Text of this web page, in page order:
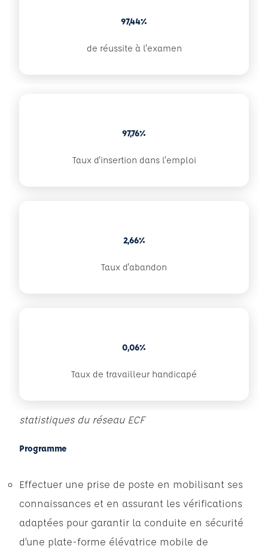
97,44%
de réussite à l'examen
97,76%
Taux d'insertion dans l'emploi
2,66%
Taux d'abandon
0,06%
Taux de travailleur handicapé
statistiques du réseau ECF
Programme
Effectuer une prise de poste en mobilisant ses
connaissances et en assurant les vérifications
adaptées pour garantir la conduite en sécurité
d’une plate-forme élévatrice mobile de